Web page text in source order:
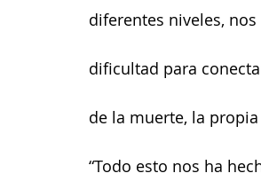
diferentes niveles,
dificultad para
de la muerte, la
“Todo esto nos ha